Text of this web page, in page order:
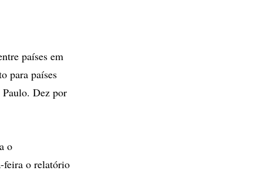
países em
para países
Dez por
o
feira o relatório